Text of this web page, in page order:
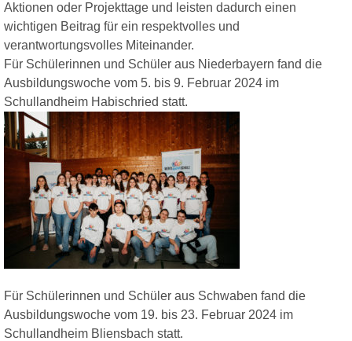
Aktionen oder Projekttage und leisten dadurch einen
wichtigen Beitrag für ein respektvolles und
verantwortungsvolles Miteinander.
Für Schülerinnen und Schüler aus Niederbayern fand die
Ausbildungswoche vom 5. bis 9. Februar 2024 im
Schullandheim Habischried statt.
Für Schülerinnen und Schüler aus Schwaben fand die
Ausbildungswoche vom 19. bis 23. Februar 2024 im
Schullandheim Bliensbach statt.